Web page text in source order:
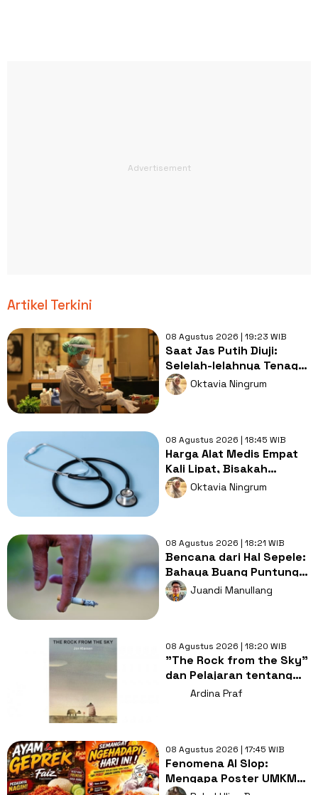
Artikel Terkini
08 Agustus 2026 | 19:23 WIB
Saat Jas Putih Diuji:
Selelah-lelahnya Tenaga
Kesehatan, Tetap Lebih
Melelahkan Jadi Pasien
Oktavia Ningrum
08 Agustus 2026 | 18:45 WIB
Harga Alat Medis Empat
Kali Lipat, Bisakah
Layanan Kesehatan
Tetap Murah?
Oktavia Ningrum
08 Agustus 2026 | 18:21 WIB
Bencana dari Hal Sepele:
Bahaya Buang Puntung
Rokok Sembarangan di
Musim Kemarau
Juandi Manullang
08 Agustus 2026 | 18:20 WIB
"The Rock from the Sky"
dan Pelajaran tentang
Berani Menghadapi
Ardina Praf
08 Agustus 2026 | 17:45 WIB
Fenomena AI Slop:
Mengapa Poster UMKM